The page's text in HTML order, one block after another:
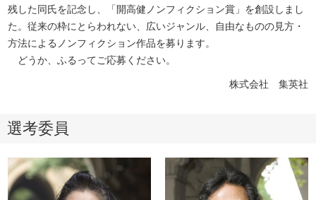
残した同氏を記念し、「開高健ノンフィクション賞」を創設しまし
た。従来の枠にとらわれない、広いジャンル、自由なものの見方・
方法によるノンフィクション作品を募ります。
どうか、ふるってご応募ください。
株式会社 集英社
選考委員